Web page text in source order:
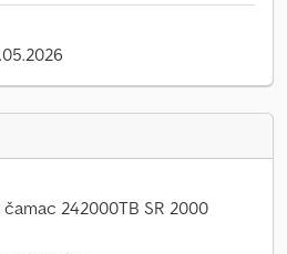
242000TB SR 2000